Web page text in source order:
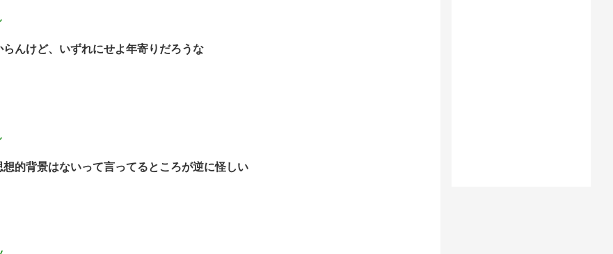
らんけど、いずれにせよ年寄りだろうな
想的背景はないって言ってるところが逆に怪しい